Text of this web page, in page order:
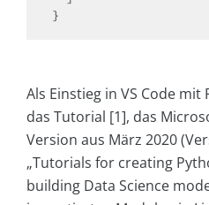
}
Als Einstieg in VS Code
das Tutorial [1], das
Version aus März 2020
„Tutorials for creating
building Data Science